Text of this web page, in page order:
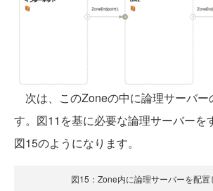
次は、このZoneの中に論理サーバー
す。図11を基に必要な論理サーバーを
図15のようになります。
図15：Zone内に論理サーバーを配置